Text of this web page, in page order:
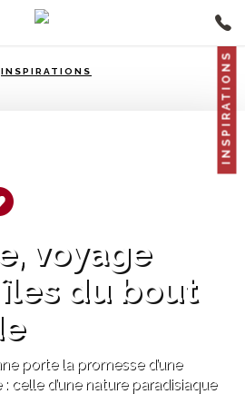
INSPIRATIONS
INSPIRATIONS
voyage
du bout
porte la promesse d’une
celle d’une nature paradisiaque